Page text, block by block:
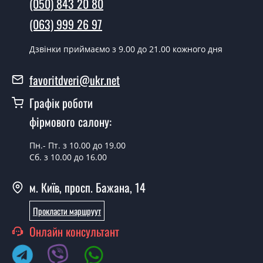
наявності їх на складі, чи наступного дня.
Чи можна на сьогодні викликати
замірника?
Так, ми маємо великий асортимент готових вхідних
дверей.
Яка вартість найдешевших вхідних
Від 5200 грн.
Потрібні двері вхідні економ класу,
що порадите?
Кожна наша порада індивідуальна, у тому числі і з
(050) 843 20 80
(063) 999 26 97
Дзвінки приймаємо з 9.00 до 21.00 кожного дня
favoritdveri@ukr.net
Графік роботи
фірмового салону:
Пн.- Пт. з 10.00 до 19.00
Сб. з 10.00 до 16.00
м. Київ, просп. Бажана, 14
Прокласти маршруут
Онлайн консультант